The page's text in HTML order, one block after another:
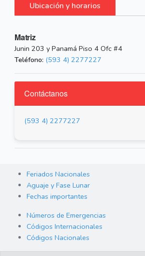
Ubicación y horarios
Matriz
Junin 203 y Panamá Piso 4 Ofc #4
Teléfono: (593 4) 2277227
Contáctanos
(593 4) 2277227
Feriados Nacionales
Aguaje y Fase Lunar
Fechas importantes
Números de Emergencias
Códigos Internacionales
Códigos Nacionales